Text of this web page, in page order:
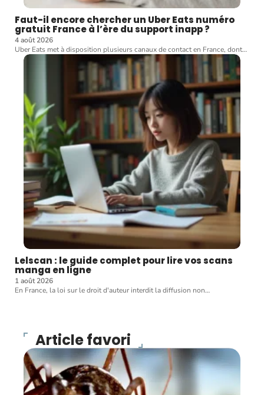
Faut-il encore chercher un Uber Eats numéro
gratuit France à l’ère du support inapp ?
4 août 2026
Uber Eats met à disposition plusieurs canaux de contact en France, dont…
Lelscan : le guide complet pour lire vos scans
manga en ligne
1 août 2026
En France, la loi sur le droit d'auteur interdit la diffusion non…
Article favori